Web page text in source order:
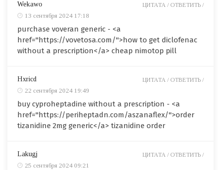
Wekawo
13 сентября 2024 17:18
purchase voveran generic - <a
href="https://vovetosa.com/">how to get diclofenac
without a prescription</a> cheap nimotop pill
ЦИТАТА / ОТВЕТИТЬ /
Hxricd
22 сентября 2024 19:49
buy cyproheptadine without a prescription - <a
href="https://periheptadn.com/aszanaflex/">order
tizanidine 2mg generic</a> tizanidine order
ЦИТАТА / ОТВЕТИТЬ /
Lakugj
25 сентября 2024 09:21
ЦИТАТА / ОТВЕТИТЬ /